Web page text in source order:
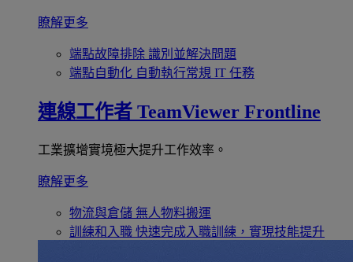
瞭解更多
端點故障排除 識別並解決問題
端點自動化 自動執行常規 IT 任務
連線工作者 TeamViewer Frontline
工業擴增實境極大提升工作效率。
瞭解更多
物流與倉儲 無人物料搬運
訓練和入職 快速完成入職訓練，實現技能提升